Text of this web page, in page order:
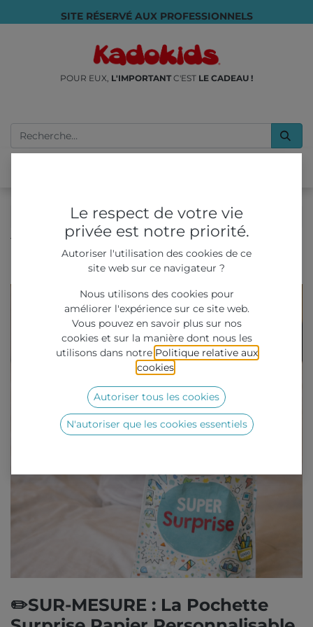
SITE RÉSERVÉ AUX PROFESSIONNELS
POUR EUX, L'IMPORTANTC'EST LE CADEAU !
Tous les produits
✏️SUR-MESURE : La Pochette Surprise Papier
Personnalisable
✏️SUR-MESURE : La Pochette
Le respect de votre vie
privée est notre priorité.
Autoriser l'utilisation des cookies de ce
site web sur ce navigateur ?
Nous utilisons des cookies pour
améliorer l'expérience sur ce site web.
Vous pouvez en savoir plus sur nos
cookies et sur la manière dont nous les
utilisons dans notre Politique relative aux
cookies
Autoriser tous les cookies
N'autoriser que les cookies essentiels